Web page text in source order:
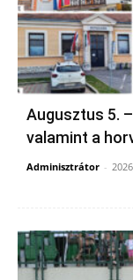
Augusztus 5.
valamint a
Adminisztrátor -